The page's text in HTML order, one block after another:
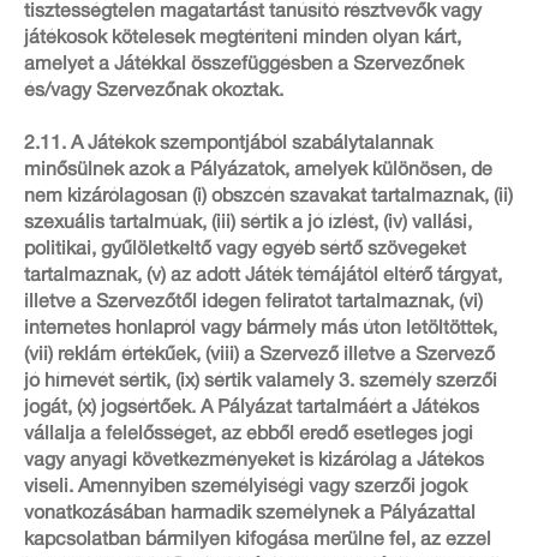
tisztességtelen magatartást tanúsító résztvevők vagy
játékosok kötelesek megtéríteni minden olyan kárt,
amelyet a Játékkal összefüggésben a Szervezőnek
és/vagy Szervezőnak okoztak.
2.11. A Játékok szempontjából szabálytalannak
minősülnek azok a Pályázatok, amelyek különösen, de
nem kizárólagosan (i) obszcén szavakat tartalmaznak, (ii)
szexuális tartalmúak, (iii) sértik a jó ízlést, (iv) vallási,
politikai, gyűlöletkeltő vagy egyéb sértő szövegeket
tartalmaznak, (v) az adott Játék témájától eltérő tárgyat,
illetve a Szervezőtől idegen feliratot tartalmaznak, (vi)
internetes honlapról vagy bármely más úton letöltöttek,
(vii) reklám értékűek, (viii) a Szervező illetve a Szervező
jó hírnevét sértik, (ix) sértik valamely 3. személy szerzői
jogát, (x) jogsértőek. A Pályázat tartalmáért a Játékos
vállalja a felelősséget, az ebből eredő esetleges jogi
vagy anyagi következményeket is kizárólag a Játékos
viseli. Amennyiben személyiségi vagy szerzői jogok
vonatkozásában harmadik személynek a Pályázattal
kapcsolatban bármilyen kifogása merülne fel, az ezzel